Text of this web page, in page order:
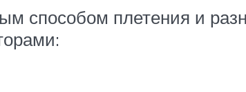
способом плетения и